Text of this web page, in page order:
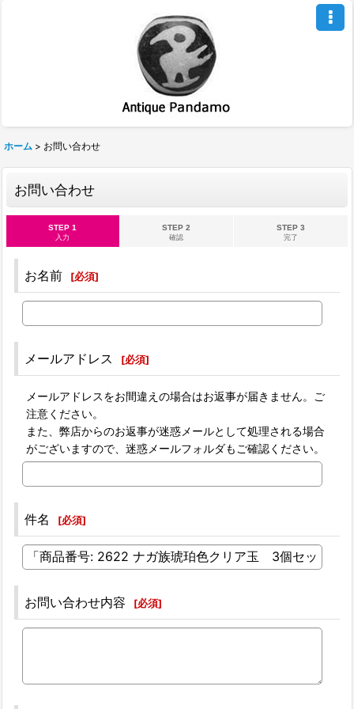
ホーム > お問い合わせ
お問い合わせ
STEP 1
入力
STEP 2
確認
STEP 3
完了
お名前 [必須]
メールアドレス [必須]
メールアドレスをお間違えの場合はお返事が届きません。ご
注意ください。
また、弊店からのお返事が迷惑メールとして処理される場合
がございますので、迷惑メールフォルダもご確認ください。
件名 [必須]
お問い合わせ内容 [必須]